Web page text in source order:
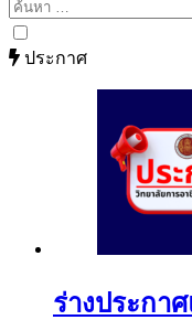
ค้นหา
สำหรับ:
ประกาศ
ร่างประกา